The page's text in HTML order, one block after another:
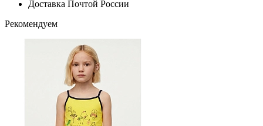
Доставка Почтой России
Рекомендуем